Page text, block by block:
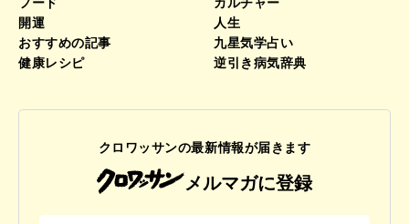
フード
カルチャー
開運
人生
おすすめの記事
九星気学占い
健康レシピ
逆引き病気辞典
クロワッサンの最新情報が届きます
メルマガに登録